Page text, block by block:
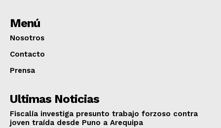
Menú
Nosotros
Contacto
Prensa
Ultimas Noticias
Fiscalía investiga presunto trabajo forzoso contra
joven traída desde Puno a Arequipa